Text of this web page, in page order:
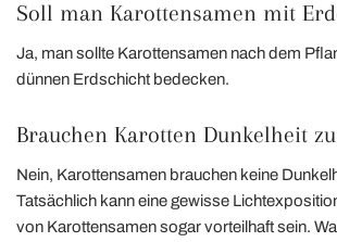
Soll man Karottensamen mit
Ja, man sollte Karottensamen nach dem
dünnen Erdschicht bedecken.
Brauchen Karotten Dunkelheit
Nein, Karottensamen brauchen keine
Tatsächlich kann eine gewisse
von Karottensamen sogar vorteilhaft sein.